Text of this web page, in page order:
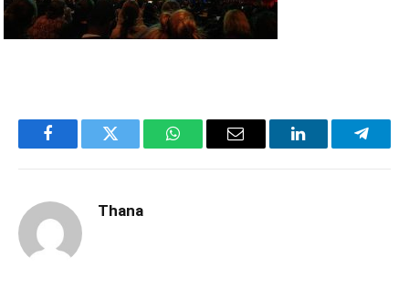
FacebookTwitter WhatsAppEmail LinkedIn
Thana